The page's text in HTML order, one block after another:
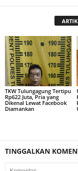
TKW Tulungagung Tertipu
Rp622 Juta, Pria yang
Dikenal Lewat Facebook
Diamankan
TINGGALKAN